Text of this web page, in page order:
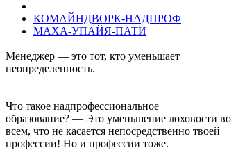
КОМАЙНДВОРК-НАДПРОФ
МАХА-УПАЙЯ-ПАТИ
Менеджер — это тот, кто уменьшает
неопределенность.
Что такое надпрофессиональное
образование? — Это уменьшение лоховости во
всем, что не касается непосредственно твоей
профессии! Но и профессии тоже.